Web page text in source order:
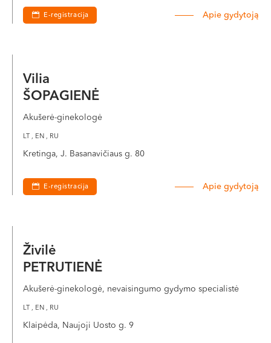
E-registracija Apie gydytoją
Vilia
ŠOPAGIENĖ
Akušerė-ginekologė
LT , EN , RU
Kretinga, J. Basanavičiaus g. 80
E-registracija Apie gydytoją
Živilė
PETRUTIENĖ
Akušerė-ginekologė, nevaisingumo gydymo specialistė
LT , EN , RU
Klaipėda, Naujoji Uosto g. 9